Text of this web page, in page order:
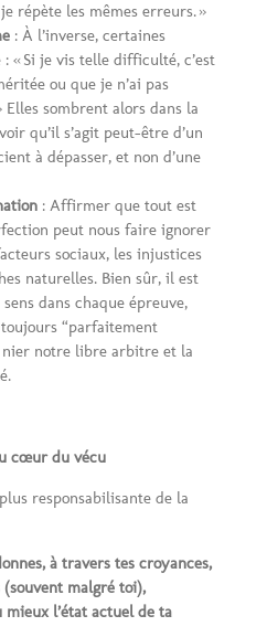
répète les mêmes erreurs. »
: À l’inverse, certaines
« Si je vis telle difficulté, c’est
ou que je n’ai pas
Elles sombrent alors dans la
qu’il s’agit peut-être d’un
à dépasser, et non d’une
: Affirmer que tout est
peut nous faire ignorer
sociaux, les injustices
naturelles. Bien sûr, il est
dans chaque épreuve,
“parfaitement
nier notre libre arbitre et la
cœur du vécu
responsabilisante de la
àtravers tes croyances,
malgrétoi),
mieux l’état actuel de ta